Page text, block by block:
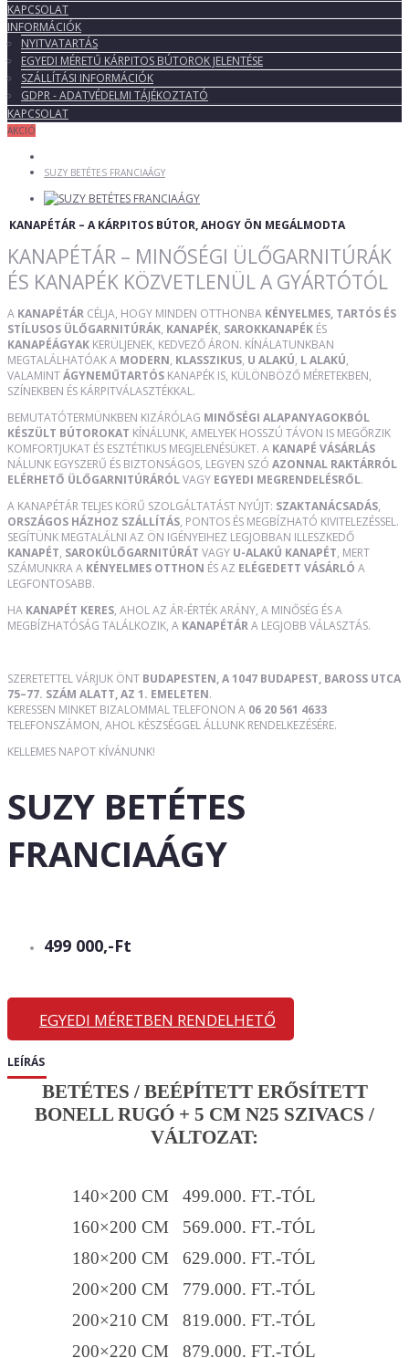
KAPCSOLAT
INFORMÁCIÓK
NYITVATARTÁS
EGYEDI MÉRETŰ KÁRPITOS BÚTOROK JELENTÉSE
SZÁLLÍTÁSI INFORMÁCIÓK
GDPR - ADATVÉDELMI TÁJÉKOZTATÓ
KAPCSOLAT
AKCIÓ
SUZY BETÉTES FRANCIAÁGY
KANAPÉTÁR – A KÁRPITOS BÚTOR, AHOGY ÖN MEGÁLMODTA
KANAPÉTÁR – MINŐSÉGI ÜLŐGARNITÚRÁK
ÉS KANAPÉK KÖZVETLENÜL A GYÁRTÓTÓL
A KANAPÉTÁR CÉLJA, HOGY MINDEN OTTHONBA KÉNYELMES, TARTÓS ÉS
STÍLUSOS ÜLŐGARNITÚRÁK, KANAPÉK, SAROKKANAPÉK ÉS
KANAPÉÁGYAK KERÜLJENEK, KEDVEZŐ ÁRON. KÍNÁLATUNKBAN
MEGTALÁLHATÓAK A MODERN, KLASSZIKUS, U ALAKÚ, L ALAKÚ,
VALAMINTÁGYNEMŰTARTÓS KANAPÉK IS, KÜLÖNBÖZŐ MÉRETEKBEN,
SZÍNEKBEN ÉS KÁRPITVÁLASZTÉKKAL.
BEMUTATÓTERMÜNKBEN KIZÁRÓLAG MINŐSÉGI ALAPANYAGOKBÓL
KÉSZÜLT BÚTOROKAT KÍNÁLUNK, AMELYEK HOSSZÚ TÁVON IS MEGŐRZIK
KOMFORTJUKAT ÉS ESZTÉTIKUS MEGJELENÉSÜKET. A KANAPÉ VÁSÁRLÁS
NÁLUNK EGYSZERŰ ÉS BIZTONSÁGOS, LEGYEN SZÓ AZONNAL RAKTÁRRÓL
ELÉRHETŐ ÜLŐGARNITÚRÁRÓLVAGY EGYEDI MEGRENDELÉSRŐL.
A KANAPÉTÁR TELJES KÖRŰ SZOLGÁLTATÁST NYÚJT: SZAKTANÁCSADÁS,
ORSZÁGOS HÁZHOZ SZÁLLÍTÁS, PONTOS ÉS MEGBÍZHATÓ KIVITELEZÉSSEL.
SEGÍTÜNK MEGTALÁLNI AZ ÖN IGÉNYEIHEZ LEGJOBBAN ILLESZKEDŐ
KANAPÉT, SAROKÜLŐGARNITÚRÁT VAGY U-ALAKÚ KANAPÉT, MERT
SZÁMUNKRA A KÉNYELMES OTTHON ÉS AZ ELÉGEDETT VÁSÁRLÓ A
LEGFONTOSABB.
HA KANAPÉT KERES, AHOL AZ ÁR-ÉRTÉK ARÁNY, A MINŐSÉG ÉS A
MEGBÍZHATÓSÁG TALÁLKOZIK, A KANAPÉTÁRA LEGJOBB VÁLASZTÁS.
SZERETETTEL VÁRJUK ÖNT BUDAPESTEN, A 1047 BUDAPEST, BAROSS UTCA
75–77. SZÁM ALATT, AZ 1. EMELETEN.
KERESSEN MINKET BIZALOMMAL TELEFONON A 06 20 561 4633
TELEFONSZÁMON, AHOL KÉSZSÉGGEL ÁLLUNK RENDELKEZÉSÉRE.
KELLEMES NAPOT KÍVÁNUNK!
SUZY BETÉTES
FRANCIAÁGY
499 000,-Ft
EGYEDI MÉRETBEN RENDELHETŐ
LEÍRÁS
BETÉTES / BEÉPÍTETT ERŐSÍTETT
BONELL RUGÓ + 5 CM N25 SZIVACS /
VÁLTOZAT:
140×200 CM 499.000. FT.-TÓL
160×200 CM 569.000. FT.-TÓL
180×200 CM 629.000. FT.-TÓL
200×200 CM 779.000. FT.-TÓL
200×210 CM 819.000. FT.-TÓL
200×220 CM 879.000. FT.-TÓL